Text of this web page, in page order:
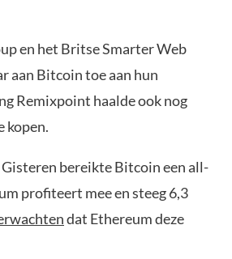
en het Britse Smarter Web
aan Bitcoin toe aan hun
Remixpoint haalde ook nog
kopen.
bereikte Bitcoin een all-
profiteert mee en steeg 6,3
dat Ethereum deze